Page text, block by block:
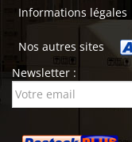
Informations légales
Nos autres sites
Newsletter :